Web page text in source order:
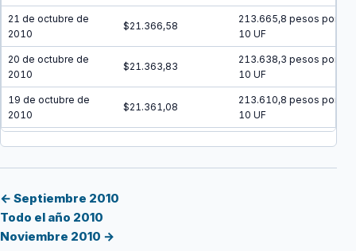
21 de octubre de
2010
$21.366,58
213.665,8 pesos por
10 UF
20 de octubre de
2010
$21.363,83
213.638,3 pesos por
10 UF
19 de octubre de
2010
$21.361,08
213.610,8 pesos por
10 UF
$21.358,33
2010
16 de octubre de
2010
← Septiembre 2010
Todo el año 2010
Noviembre 2010 →